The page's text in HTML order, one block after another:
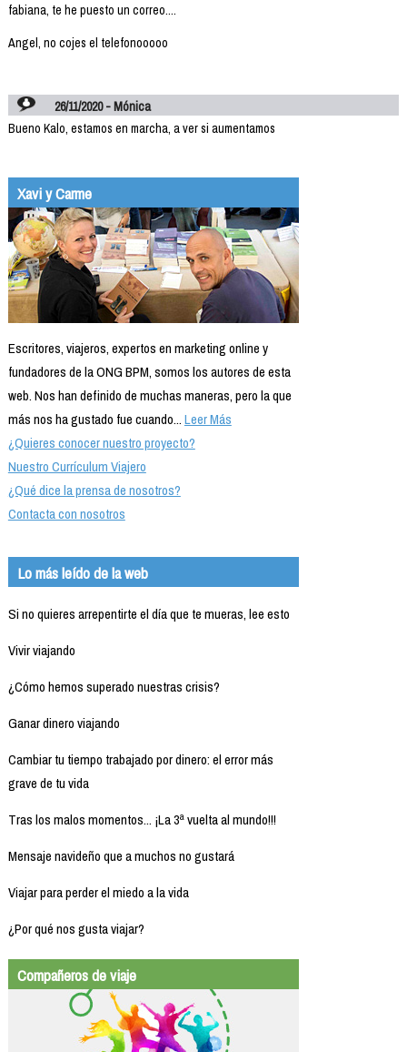
fabiana, te he puesto un correo....
Angel, no cojes el telefonooooo
26/11/2020 - Mónica
Bueno Kalo, estamos en marcha, a ver si aumentamos
Xavi y Carme
Escritores, viajeros, expertos en marketing online y
fundadores de la ONG BPM, somos los autores de esta
web. Nos han definido de muchas maneras, pero la que
más nos ha gustado fue cuando...Leer Más
¿Quieres conocer nuestro proyecto?
Nuestro Currículum Viajero
¿Qué dice la prensa de nosotros?
Contacta con nosotros
Lo más leído de la web
Si no quieres arrepentirte el día que te mueras, lee esto
Vivir viajando
¿Cómo hemos superado nuestras crisis?
Ganar dinero viajando
Cambiar tu tiempo trabajado por dinero: el error más
grave de tu vida
Tras los malos momentos... ¡La 3ª vuelta al mundo!!!
Mensaje navideño que a muchos no gustará
Viajar para perder el miedo a la vida
¿Por qué nos gusta viajar?
Compañeros de viaje